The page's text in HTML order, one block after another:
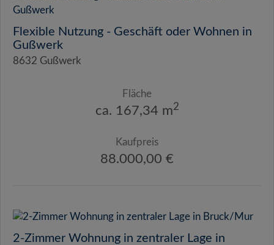
Flexible Nutzung - Geschäft oder Wohnen in
Gußwerk
8632 Gußwerk
Fläche
ca. 167,34 m2
Kaufpreis
88.000,00 €
2-Zimmer Wohnung in zentraler Lage in